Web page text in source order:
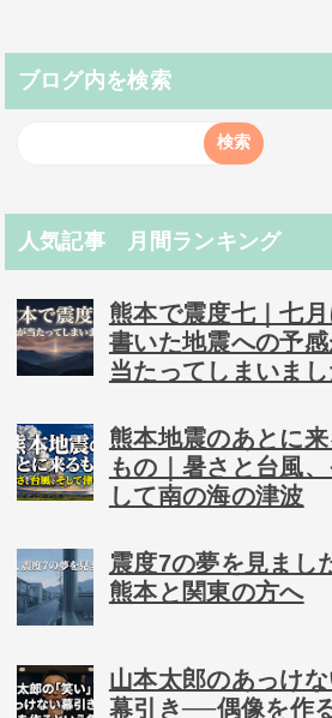
ブログ内を検索
人気記事 月間ランキング
熊本で震度七｜七月
書いた地震への予
当たってしまいまし
熊本地震のあとに来
もの｜暑さと台風、
して南の海の津波
震度7の夢を見まし
熊本と関東の方へ
山本太郎のあっけ
幕引き──偶像を作